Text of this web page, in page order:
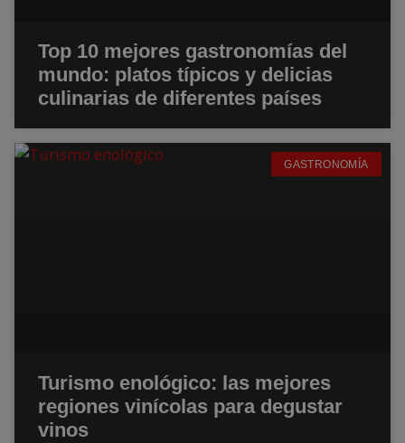
Top 10 mejores gastronomías del
mundo: platos típicos y delicias
culinarias de diferentes países
GASTRONOMÍA
Turismo enológico: las mejores
regiones vinícolas para degustar
vinos